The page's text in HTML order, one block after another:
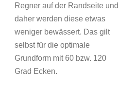
Regner auf der Randseite und
daher werden diese etwas
weniger bewässert. Das gilt
selbst für die optimale
Grundform mit 60 bzw. 120
Grad Ecken.